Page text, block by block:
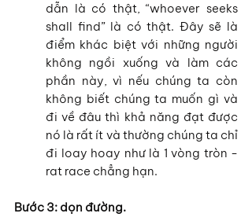
dẫn là có thật, “whoever seeks
shall find” là có thật. Đây sẽ là
điểm khác biệt với những người
không ngồi xuống và làm các
phần này, vì nếu chúng ta còn
không biết chúng ta muốn gì và
đi về đâu thì khả năng đạt được
nó là rất ít và thường chúng ta chỉ
đi loay hoay như là 1 vòng tròn -
rat race chẳng hạn.
Bước 3: dọn đường.